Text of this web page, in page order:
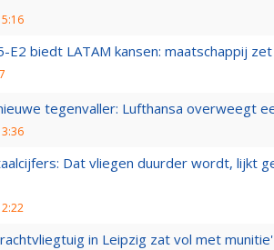
E2 biedt LATAM kansen: maatschappij
tegenvaller: Lufthansa overweegt
Dat vliegen duurder wordt, lijkt
in Leipzig zat vol met munitie'